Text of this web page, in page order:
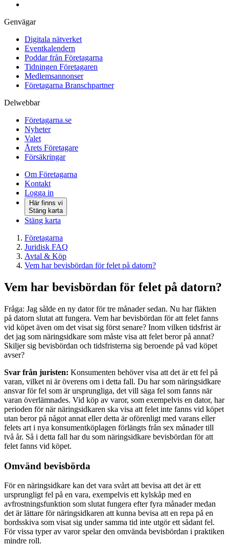
Genvägar
Digitala nätverket
Eventkalendern
Poddar från Företagarna
Tidningen Företagaren
Medlemsannonser
Företagarna Branschpartner
Delwebbar
Företagarna.se
Nyheter
Valet
Årets Företagare
Försäkringar
Om Företagarna
Kontakt
Logga in
Här finns vi
Stäng karta
Stäng karta
Företagarna
Juridisk FAQ
Avtal & Köp
Vem har bevisbördan för felet på datorn?
Vem har bevisbördan för felet på datorn?
Fråga: Jag sålde en ny dator för tre månader sedan. Nu har fläkten
på datorn slutat att fungera. Vem har bevisbördan för att felet fanns
vid köpet även om det visat sig först senare? Inom vilken tidsfrist är
det jag som näringsidkare som måste visa att felet beror på annat?
Skiljer sig bevisbördan och tidsfristerna sig beroende på vad köpet
avser?
Svar från juristen: Konsumenten behöver visa att det är ett fel på
varan, vilket ni är överens om i detta fall. Du har som näringsidkare
ansvar för fel som är ursprungliga, det vill säga fel som fanns när
varan överlämnades. Vid köp av varor, som exempelvis en dator, har
perioden för när näringsidkaren ska visa att felet inte fanns vid köpet
utan beror på något annat eller detta är oförenligt med varans eller
felets art i nya konsumentköplagen förlängts från sex månader till
två år. Så i detta fall har du som näringsidkare bevisbördan för att
felet fanns vid köpet.
Omvänd bevisbörda
För en näringsidkare kan det vara svårt att bevisa att det är ett
ursprungligt fel på en vara, exempelvis ett kylskåp med en
avfrostningsfunktion som slutat fungera efter fyra månader medan
det är lättare för näringsidkaren att kunna bevisa att en repa på en
bordsskiva som visat sig under samma tid inte utgör ett sådant fel.
För vissa typer av varor spelar den omvända bevisbördan i praktiken
mindre roll.